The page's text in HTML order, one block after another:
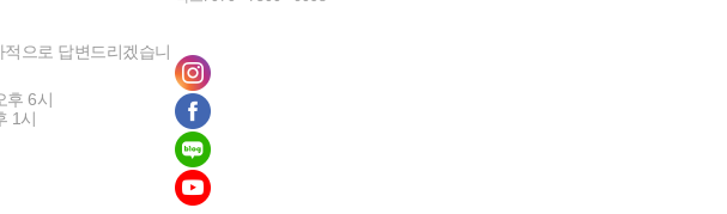
으로 답변드리겠습니
후 6시
1시